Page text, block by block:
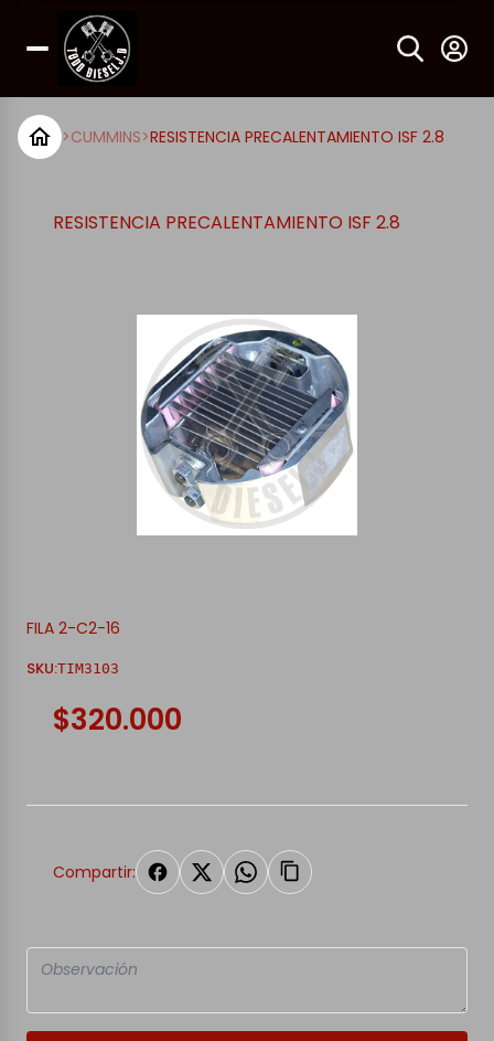
>CUMMINS>RESISTENCIA PRECALENTAMIENTO ISF 2.8
RESISTENCIA PRECALENTAMIENTO ISF 2.8
FILA 2-C2-16
SKU:TIM3103
$320.000
Compartir: